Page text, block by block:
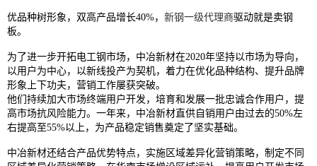
优品种树形象，双高产品增长40%， 新钢一级代理商驱动就是卖钢
板。
为了进一步开拓电工钢市场，中冶新材在2020年坚持以市场为导向，
以用户为中心，以新线投产为契机，着力在优化品种结构、提升品牌
形象上下功夫，营销工作屡获突破。
他们持续加大市场终端用户开发，培育和发展一批忠诚合作用户，提
高市场抗风险能力。一年来，中冶新材直供自销用户由过去的50%左
右提高至55%以上，为产品稳定销售奠定了坚实基础。
中冶新材还结合产品优势特点，实施区域差异化营销策略，制定不同